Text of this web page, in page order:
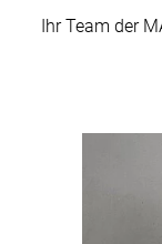
Vertikale-
Additive
Service
Matsuura
Ihr Team der